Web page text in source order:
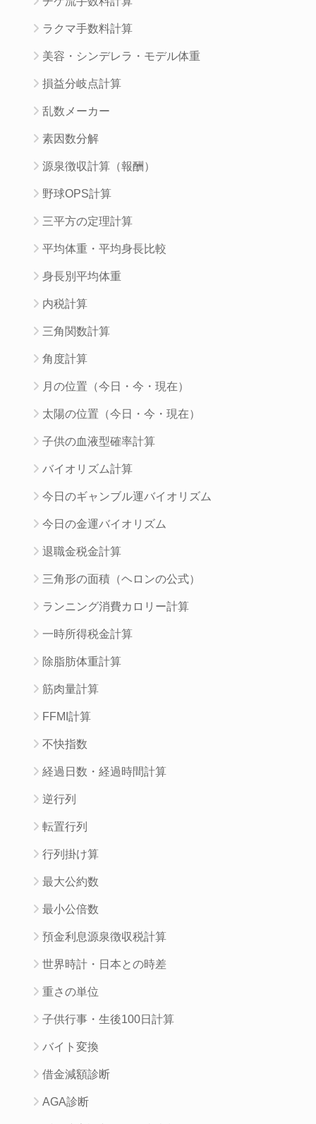
ラクマ手数料計算
美容・シンデレラ・モデル体重
損益分岐点計算
乱数メーカー
素因数分解
源泉徴収計算（報酬）
野球OPS計算
三平方の定理計算
平均体重・平均身長比較
身長別平均体重
内税計算
三角関数計算
角度計算
月の位置（今日・今・現在）
太陽の位置（今日・今・現在）
子供の血液型確率計算
バイオリズム計算
今日のギャンブル運バイオリズム
今日の金運バイオリズム
退職金税金計算
三角形の面積（ヘロンの公式）
ランニング消費カロリー計算
一時所得税金計算
除脂肪体重計算
筋肉量計算
FFMI計算
不快指数
経過日数・経過時間計算
逆行列
転置行列
行列掛け算
最大公約数
最小公倍数
預金利息源泉徴収税計算
世界時計・日本との時差
重さの単位
子供行事・生後100日計算
バイト変換
借金減額診断
AGA診断